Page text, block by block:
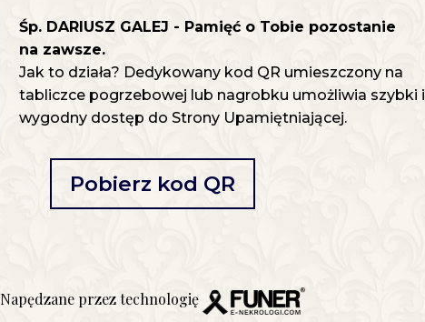
Śp. DARIUSZ GALEJ - Pamięć o Tobie pozostanie
na zawsze.
Jak to działa? Dedykowany kod QR umieszczony na
tabliczce pogrzebowej lub nagrobku umożliwia szybki i
wygodny dostęp do Strony Upamiętniającej.
Pobierz kod QR
Napędzane przez technologię